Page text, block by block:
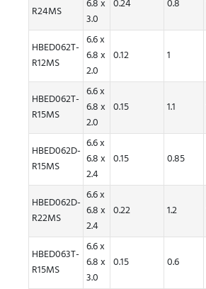
R24MS
6.8 x
3.0
0.24 0.8
HBED062T-
R12MS
6.6 x
6.8 x
2.0
0.12 1
HBED062T-
R15MS
6.6 x
6.8 x
2.0
0.15 1.1
HBED062D-
R15MS
6.6 x
6.8 x
2.4
0.15 0.85
HBED062D-
R22MS
6.6 x
6.8 x
2.4
0.22 1.2
HBED063T-
R15MS
6.6 x
6.8 x
3.0
0.15 0.6